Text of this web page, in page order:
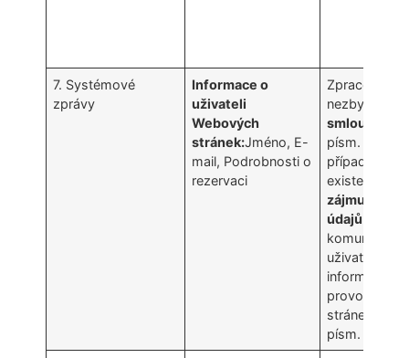
7. Systémové
zprávy
Informace o
uživateli
Webových
stránek:Jméno, E-
mail, Podrobnosti o
rezervaci
Zpracování
nezbytné
smlouvy
písm. b)
případně z
existence
zájmu
údajů
komunikaci s
uživatelem a
informování
provozu
stránek (čl.
písm. f)